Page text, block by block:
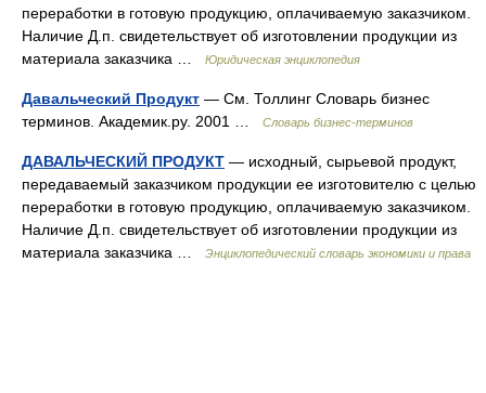
переработки в готовую продукцию, оплачиваемую заказчиком.
Наличие Д.п. свидетельствует об изготовлении продукции из
материала заказчика …
Юридическая энциклопедия
Давальческий Продукт — См. Толлинг Словарь бизнес
терминов. Академик.ру. 2001 …
Словарь бизнес-терминов
ДАВАЛЬЧЕСКИЙ ПРОДУКТ — исходный, сырьевой продукт,
передаваемый заказчиком продукции ее изготовителю с целью
переработки в готовую продукцию, оплачиваемую заказчиком.
Наличие Д.п. свидетельствует об изготовлении продукции из
материала заказчика …
Энциклопедический словарь экономики и права